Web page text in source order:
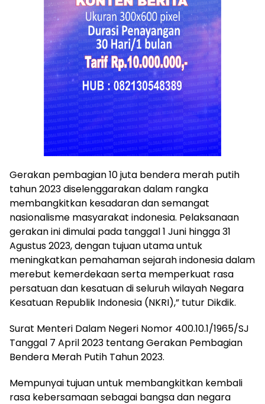
Gerakan pembagian 10 juta bendera merah putih
tahun 2023 diselenggarakan dalam rangka
membangkitkan kesadaran dan semangat
nasionalisme masyarakat indonesia. Pelaksanaan
gerakan ini dimulai pada tanggal 1 Juni hingga 31
Agustus 2023, dengan tujuan utama untuk
meningkatkan pemahaman sejarah indonesia dalam
merebut kemerdekaan serta memperkuat rasa
persatuan dan kesatuan di seluruh wilayah Negara
Kesatuan Republik Indonesia (NKRI),” tutur Dikdik.
Surat Menteri Dalam Negeri Nomor 400.10.1/1965/SJ
Tanggal 7 April 2023 tentang Gerakan Pembagian
Bendera Merah Putih Tahun 2023.
Mempunyai tujuan untuk membangkitkan kembali
rasa kebersamaan sebagai bangsa dan negara